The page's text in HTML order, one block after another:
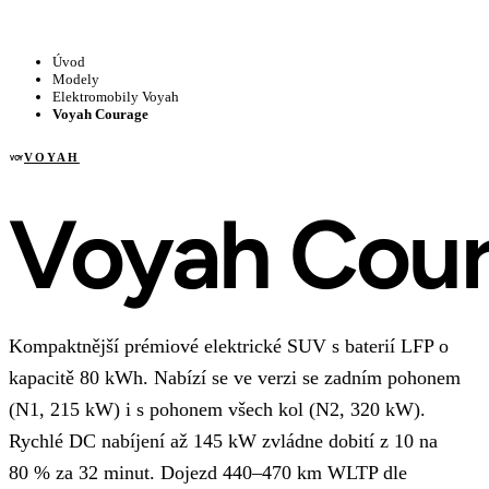
Úvod
Modely
Elektromobily Voyah
Voyah Courage
VOYVOYAH
Voyah
Kompaktnější prémiové elektrické SUV s baterií LFP o
kapacitě 80 kWh. Nabízí se ve verzi se zadním pohonem
(N1, 215 kW) i s pohonem všech kol (N2, 320 kW).
Rychlé DC nabíjení až 145 kW zvládne dobití z 10 na
80 % za 32 minut. Dojezd 440–470 km WLTP dle